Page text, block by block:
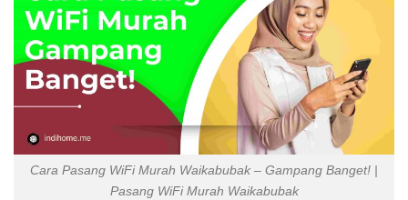
Cara Pasang WiFi Murah Waikabubak – Gampang Banget! |
Pasang WiFi Murah Waikabubak